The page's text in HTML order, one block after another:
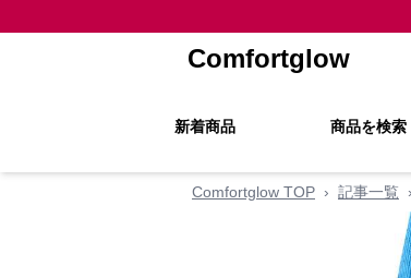
Comfortglow
新着商品 商品を検索
Comfortglow TOP › 記事一覧 ›